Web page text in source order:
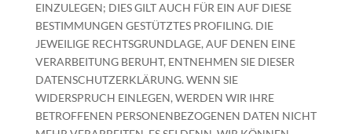
EINZULEGEN; DIES GILT AUCH FÜR EIN AUF DIESE
BESTIMMUNGEN GESTÜTZTES PROFILING. DIE
JEWEILIGE RECHTSGRUNDLAGE, AUF DENEN EINE
VERARBEITUNG BERUHT, ENTNEHMEN SIE DIESER
DATENSCHUTZERKLÄRUNG. WENN SIE
WIDERSPRUCH EINLEGEN, WERDEN WIR IHRE
BETROFFENEN PERSONENBEZOGENEN DATEN NICHT